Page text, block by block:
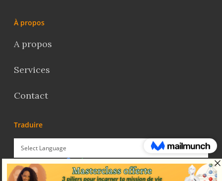
À propos
A propos
Services
Contact
Traduire
Powered by Translate